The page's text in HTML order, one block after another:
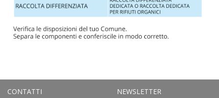
CONTATTI
NEWSLETTER